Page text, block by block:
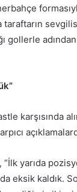
taraftarın
gollerle
karşısında
yarıda
eksik kaldık.